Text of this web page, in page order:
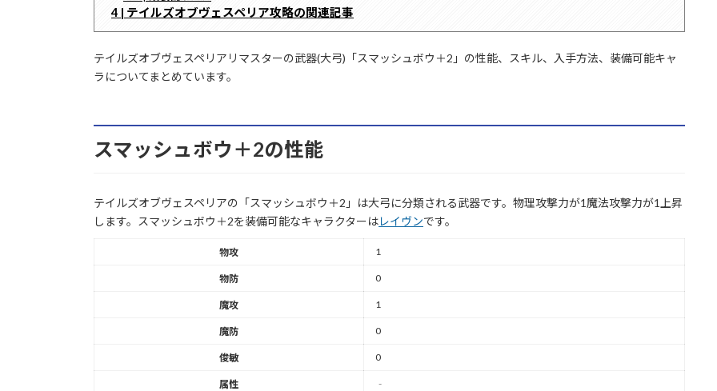
4 | テイルズオブヴェスペリア攻略の関連記事
テイルズオブヴェスペリアリマスターの武器(大弓)「スマッシュボウ＋2」の性能、スキル、入手方法、装備可能キャ
ラについてまとめています。
スマッシュボウ＋2の性能
テイルズオブヴェスペリアの「スマッシュボウ＋2」は大弓に分類される武器です。物理攻撃力が1魔法攻撃力が1上昇
します。スマッシュボウ＋2を装備可能なキャラクターはレイヴンです。
物攻 1
物防 0
魔攻 1
魔防 0
俊敏 0
属性 ‐